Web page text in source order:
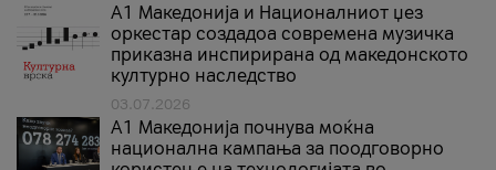
А1 Македонија и Националниот џез
оркестар создадоа современа музичка
приказна инспирирана од македонското
културно наследство
03.07.2026
A1 Македонија почнува моќна
национална кампања за поодговорно